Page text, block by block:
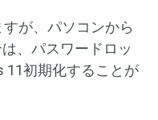
が、パソコンから
、パスワードロッ
11初期化することが